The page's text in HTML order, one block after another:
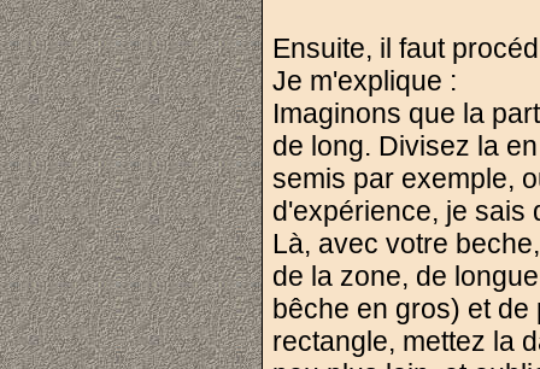
Ensuite, il faut
Je m'explique :
Imaginons que la
de long. Divisez la
semis par exemple,
d'expérience, je sais
Là, avec votre
de la zone, de
bêche en gros) et
rectangle, mettez la